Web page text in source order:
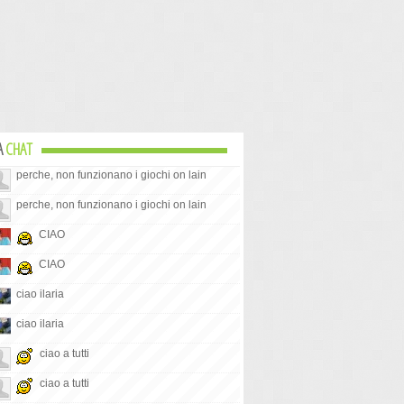
CHAT
perche, non funzionano i giochi on lain
perche, non funzionano i giochi on lain
CIAO
CIAO
ciao ilaria
ciao ilaria
ciao a tutti
ciao a tutti